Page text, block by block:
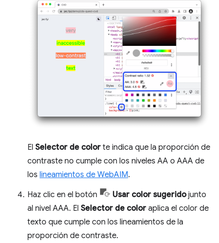
El Selector de color te indica que la proporción de
contraste no cumple con los niveles AA o AAA de
los lineamientos de WebAIM.
Haz clic en el botón Usar color sugeridojunto
al nivel AAA. El Selector de color aplica el color de
texto que cumple con los lineamientos de la
proporción de contraste.